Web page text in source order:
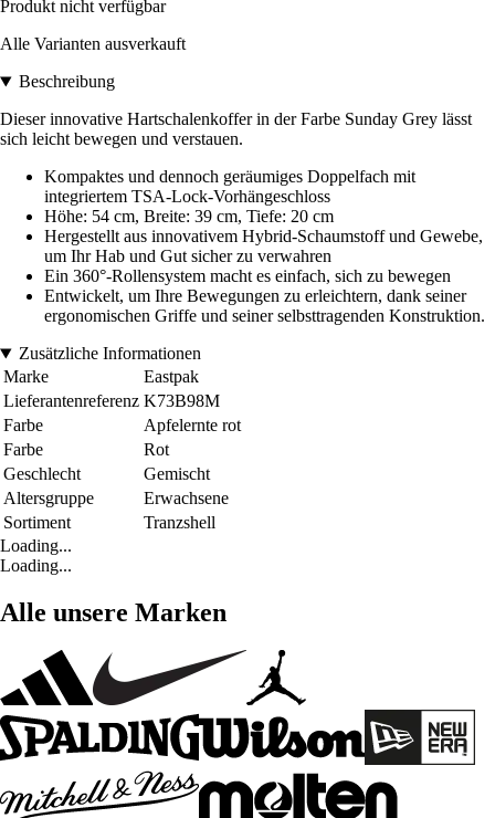
Produkt nicht verfügbar
Alle Varianten ausverkauft
Beschreibung
Dieser innovative Hartschalenkoffer in der Farbe Sunday Grey lässt
sich leicht bewegen und verstauen.
Kompaktes und dennoch geräumiges Doppelfach mit
integriertem TSA-Lock-Vorhängeschloss
Höhe: 54 cm, Breite: 39 cm, Tiefe: 20 cm
Hergestellt aus innovativem Hybrid-Schaumstoff und Gewebe,
um Ihr Hab und Gut sicher zu verwahren
Ein 360°-Rollensystem macht es einfach, sich zu bewegen
Entwickelt, um Ihre Bewegungen zu erleichtern, dank seiner
ergonomischen Griffe und seiner selbsttragenden Konstruktion.
Zusätzliche Informationen
Marke
Eastpak
Lieferantenreferenz K73B98M
Farbe
Apfelernte rot
Farbe
Rot
Geschlecht
Gemischt
Altersgruppe
Erwachsene
Sortiment
Tranzshell
Loading...
Loading...
Alle unsere Marken